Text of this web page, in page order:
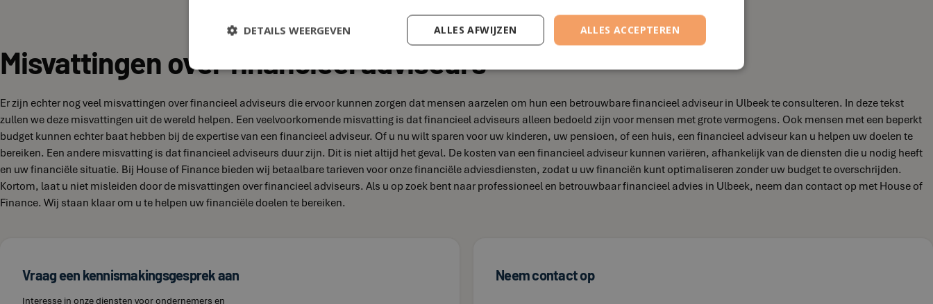
Misvattingen over financieel adviseurs
Er zijn echter nog veel misvattingen over financieel adviseurs die ervoor kunnen zorgen dat mensen aarzelen om hun een betrouwbare financieel adviseur in Ulbeek te consulteren. In deze tekst
zullen we deze misvattingen uit de wereld helpen. Een veelvoorkomende misvatting is dat financieel adviseurs alleen bedoeld zijn voor mensen met grote vermogens. Ook mensen met een beperkt
budget kunnen echter baat hebben bij de expertise van een financieel adviseur. Of u nu wilt sparen voor uw kinderen, uw pensioen, of een huis, een financieel adviseur kan u helpen uw doelen te
bereiken. Een andere misvatting is dat financieel adviseurs duur zijn. Dit is niet altijd het geval. De kosten van een financieel adviseur kunnen variëren, afhankelijk van de diensten die u nodig heeft
en uw financiële situatie. Bij House of Finance bieden wij betaalbare tarieven voor onze financiële adviesdiensten, zodat u uw financiën kunt optimaliseren zonder uw budget te overschrijden.
Kortom, laat u niet misleiden door de misvattingen over financieel adviseurs. Als u op zoek bent naar professioneel en betrouwbaar financieel advies in Ulbeek, neem dan contact op met House of
Finance. Wij staan klaar om u te helpen uw financiële doelen te bereiken.
Vraag een kennismakingsgesprek aan
Interesse in onze diensten voor ondernemers en
Neem contact op
ALLES ACCEPTEREN
ALLES AFWIJZEN
DETAILS WEERGEVEN